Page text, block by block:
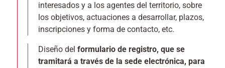
interesados y a los agentes del territorio, sobre
los objetivos, actuaciones a desarrollar, plazos,
inscripciones y forma de contacto, etc.
Diseño del formulario de registro, que se
tramitará a través de la sede electrónica, para